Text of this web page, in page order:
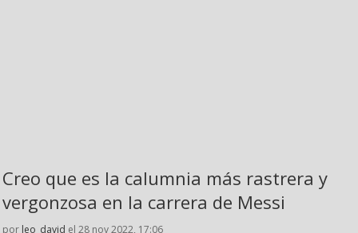
Creo que es la calumnia más rastrera y
vergonzosa en la carrera de Messi
por leo_david el 28 nov 2022, 17:06